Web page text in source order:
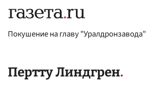
Покушение на главу "Уралдронзавода"
Пертту Линдгрен